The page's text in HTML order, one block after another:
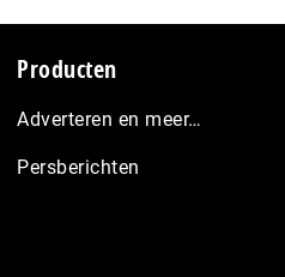
Producten
Adverteren en meer…
Persberichten